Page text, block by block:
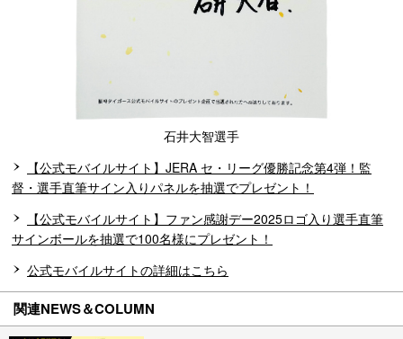
石井大智選手
【公式モバイルサイト】JERA セ・リーグ優勝記念第4弾！監
督・選手直筆サイン入りパネルを抽選でプレゼント！
【公式モバイルサイト】ファン感謝デー2025ロゴ入り選手直筆
サインボールを抽選で100名様にプレゼント！
公式モバイルサイトの詳細はこちら
関連NEWS＆COLUMN